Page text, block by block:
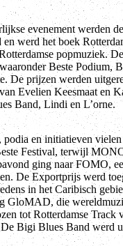
evenement werden
en werd het boek
popmuziek.
Beste Podium,
De prijzen werden
Evelien Keesmaat en
Band, Lindi en L’orne.
podia en initiatieven
Festival, terwijl
ging naar FOMO,
De Exportprijs werd
in het Caribisch
GloMAD, die
tot Rotterdamse
Bigi Blues Band werd